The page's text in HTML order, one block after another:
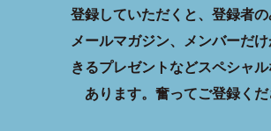
登録していただくと、登録者の
メールマガジン、メンバーだ
きるプレゼントなどスペシャ
あります。 奮ってご登録くだ